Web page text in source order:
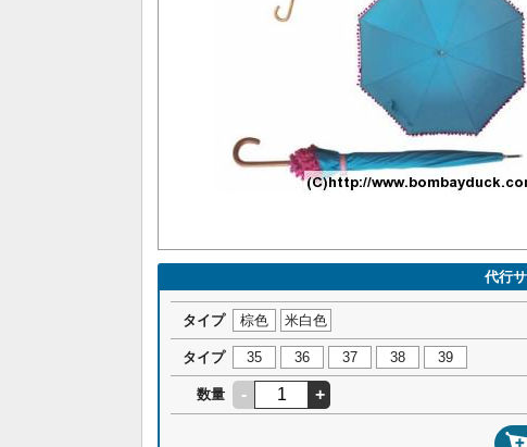
代行
タイプ 棕色 米白色
タイプ 35 36 37 38 39
数量 - +